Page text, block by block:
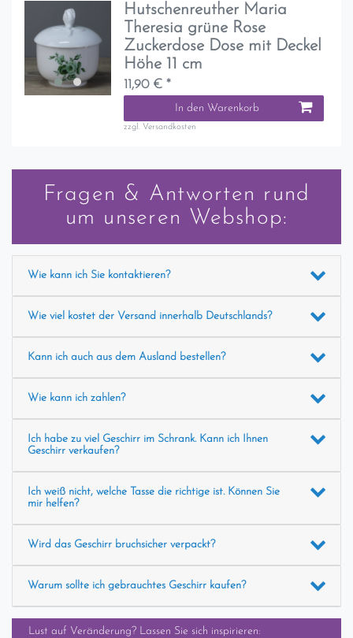
Hutschenreuther Maria
Theresia grüne Rose
Zuckerdose Dose mit Deckel
Höhe 11 cm
11,90 € *
In den Warenkorb
zzgl. Versandkosten
Fragen & Antworten rund
um unseren Webshop:
Wie kann ich Sie kontaktieren?
Wie viel kostet der Versand innerhalb Deutschlands?
Kann ich auch aus dem Ausland bestellen?
Wie kann ich zahlen?
Ich habe zu viel Geschirr im Schrank. Kann ich Ihnen
Geschirr verkaufen?
Ich weiß nicht, welche Tasse die richtige ist. Können Sie
mir helfen?
Wird das Geschirr bruchsicher verpackt?
Warum sollte ich gebrauchtes Geschirr kaufen?
Lust auf Veränderung? Lassen Sie sich inspirieren: